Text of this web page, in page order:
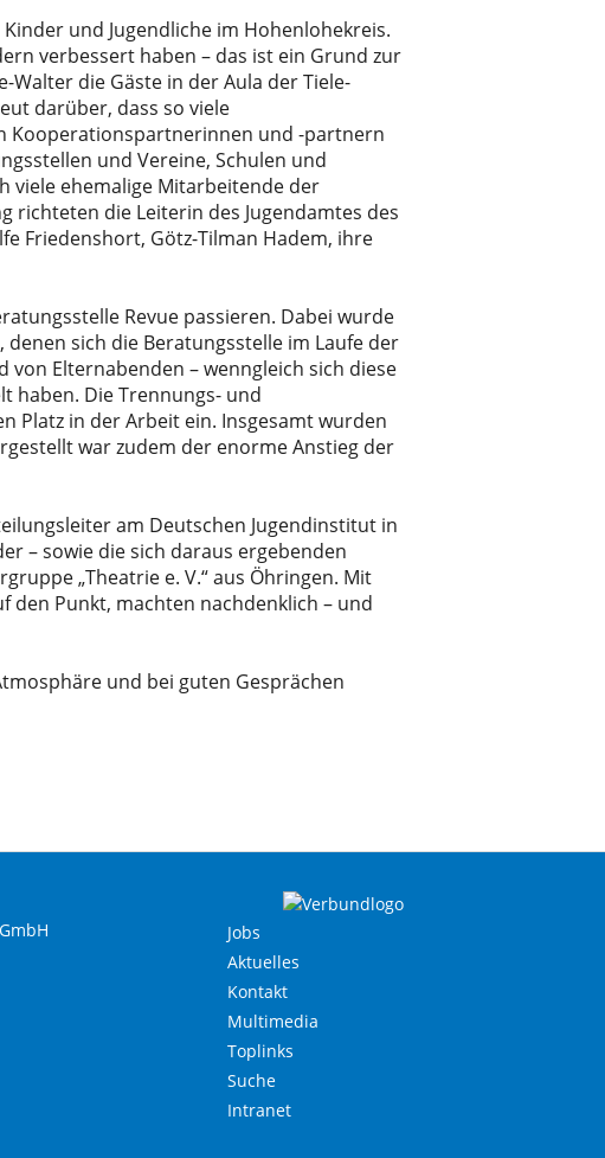
und Jugendliche im Hohenlohekreis.
verbessert haben – das ist ein Grund zur
die Gäste in der Aula der Tiele-
darüber, dass so viele
Kooperationspartnerinnen und -partnern
und Vereine, Schulen und
viele ehemalige Mitarbeitende der
richteten die Leiterin des Jugendamtes des
Friedenshort, Götz-Tilman Hadem, ihre
Revue passieren. Dabei wurde
sich die Beratungsstelle im Laufe der
von Elternabenden – wenngleich sich diese
haben. Die Trennungs- und
Platz in der Arbeit ein. Insgesamt wurden
war zudem der enorme Anstieg der
am Deutschen Jugendinstitut in
– sowie die sich daraus ergebenden
„Theatrie e. V.“ aus Öhringen. Mit
Punkt, machten nachdenklich – und
und bei guten Gesprächen
Jobs
Aktuelles
Kontakt
Multimedia
Toplinks
Suche
Intranet